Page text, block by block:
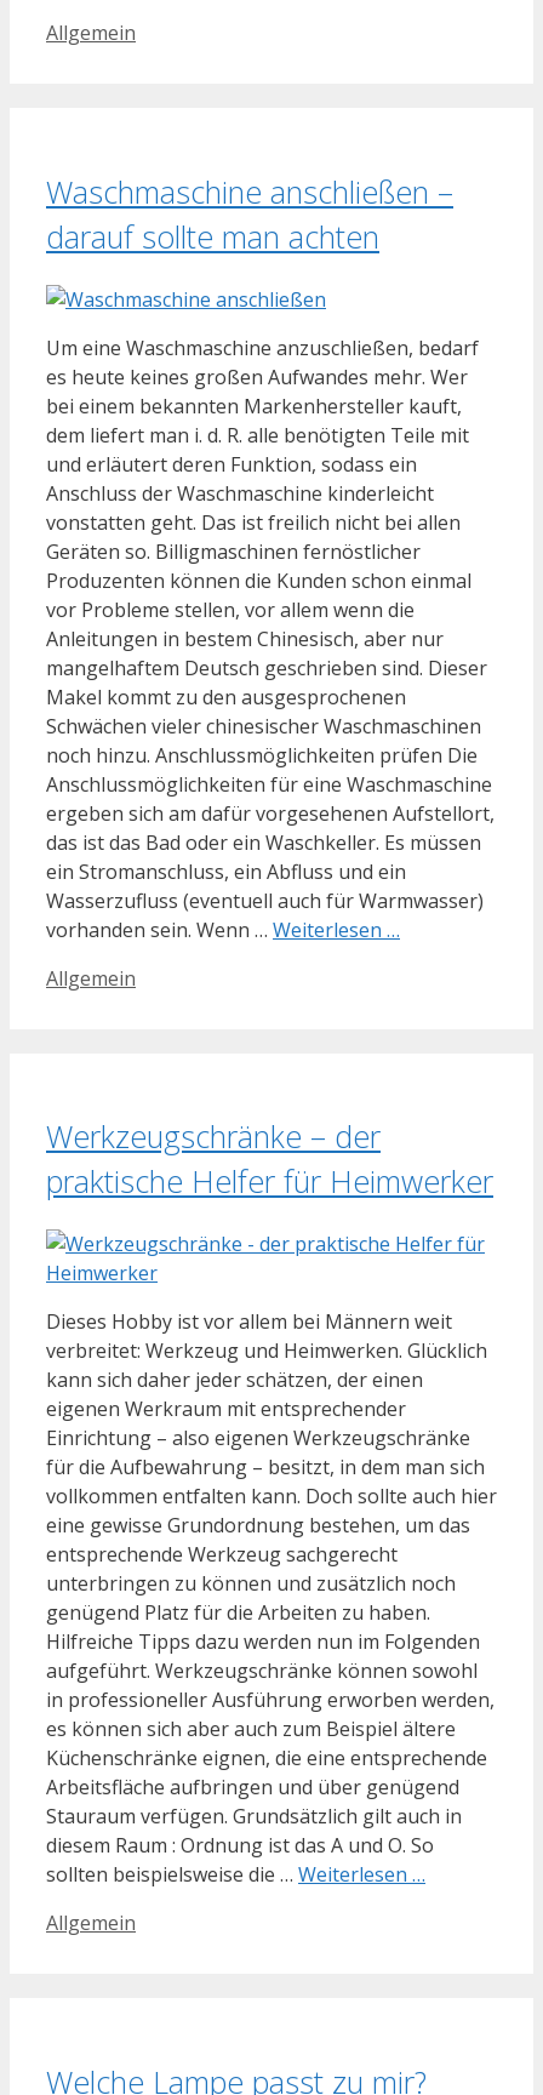
Kategorien
Allgemein
Waschmaschine anschließen –
darauf sollte man achten
Um eine Waschmaschine anzuschließen, bedarf
es heute keines großen Aufwandes mehr. Wer
bei einem bekannten Markenhersteller kauft,
dem liefert man i. d. R. alle benötigten Teile mit
und erläutert deren Funktion, sodass ein
Anschluss der Waschmaschine kinderleicht
vonstatten geht. Das ist freilich nicht bei allen
Geräten so. Billigmaschinen fernöstlicher
Produzenten können die Kunden schon einmal
vor Probleme stellen, vor allem wenn die
Anleitungen in bestem Chinesisch, aber nur
mangelhaftem Deutsch geschrieben sind. Dieser
Makel kommt zu den ausgesprochenen
Schwächen vieler chinesischer Waschmaschinen
noch hinzu. Anschlussmöglichkeiten prüfen Die
Anschlussmöglichkeiten für eine Waschmaschine
ergeben sich am dafür vorgesehenen Aufstellort,
das ist das Bad oder ein Waschkeller. Es müssen
ein Stromanschluss, ein Abfluss und ein
Wasserzufluss (eventuell auch für Warmwasser)
vorhanden sein. Wenn … Weiterlesen …
Kategorien
Allgemein
Werkzeugschränke – der
praktische Helfer für Heimwerker
Dieses Hobby ist vor allem bei Männern weit
verbreitet: Werkzeug und Heimwerken. Glücklich
kann sich daher jeder schätzen, der einen
eigenen Werkraum mit entsprechender
Einrichtung – also eigenen Werkzeugschränke
für die Aufbewahrung – besitzt, in dem man sich
vollkommen entfalten kann. Doch sollte auch hier
eine gewisse Grundordnung bestehen, um das
entsprechende Werkzeug sachgerecht
unterbringen zu können und zusätzlich noch
genügend Platz für die Arbeiten zu haben.
Hilfreiche Tipps dazu werden nun im Folgenden
aufgeführt. Werkzeugschränke können sowohl
in professioneller Ausführung erworben werden,
es können sich aber auch zum Beispiel ältere
Küchenschränke eignen, die eine entsprechende
Arbeitsfläche aufbringen und über genügend
Stauraum verfügen. Grundsätzlich gilt auch in
diesem Raum : Ordnung ist das A und O. So
sollten beispielsweise die … Weiterlesen …
Kategorien
Allgemein
Welche Lampe passt zu mir?